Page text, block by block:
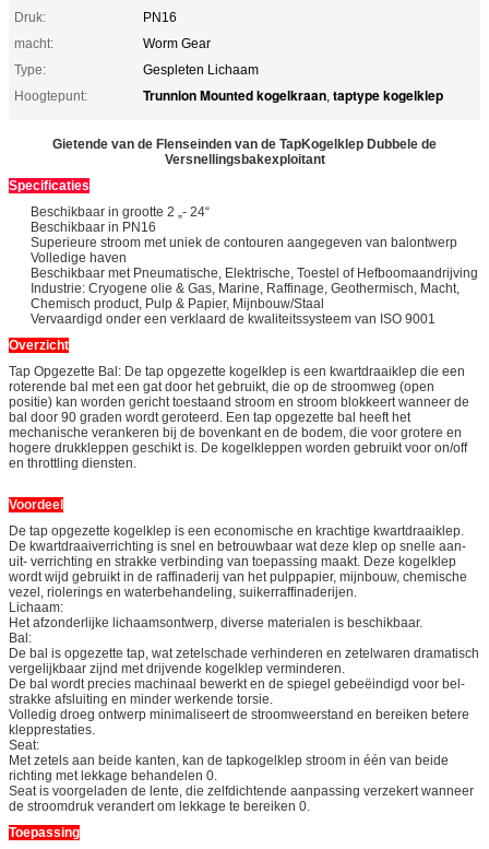
Druk:
PN16
macht:
Worm Gear
Type:
Gespleten Lichaam
Hoogtepunt:
Trunnion Mounted kogelkraan, taptype kogelklep
Gietende van de Flenseinden van de TapKogelklep Dubbele de
Versnellingsbakexploitant
Specificaties
Beschikbaar in grootte 2 „- 24“
Beschikbaar in PN16
Superieure stroom met uniek de contouren aangegeven van balontwerp
Volledige haven
Beschikbaar met Pneumatische, Elektrische, Toestel of Hefboomaandrijving
Industrie: Cryogene olie & Gas, Marine, Raffinage, Geothermisch, Macht,
Chemisch product, Pulp & Papier, Mijnbouw/Staal
Vervaardigd onder een verklaard de kwaliteitssysteem van ISO 9001
Overzicht
Tap Opgezette Bal: De tap opgezette kogelklep is een kwartdraaiklep die een
roterende bal met een gat door het gebruikt, die op de stroomweg (open
positie) kan worden gericht toestaand stroom en stroom blokkeert wanneer de
bal door 90 graden wordt geroteerd. Een tap opgezette bal heeft het
mechanische verankeren bij de bovenkant en de bodem, die voor grotere en
hogere drukkleppen geschikt is. De kogelkleppen worden gebruikt voor on/off
en throttling diensten.
Voordeel
De tap opgezette kogelklep is een economische en krachtige kwartdraaiklep.
De kwartdraaiverrichting is snel en betrouwbaar wat deze klep op snelle aan-
uit- verrichting en strakke verbinding van toepassing maakt. Deze kogelklep
wordt wijd gebruikt in de raffinaderij van het pulppapier, mijnbouw, chemische
vezel, riolerings en waterbehandeling, suikerraffinaderijen.
Lichaam:
Het afzonderlijke lichaamsontwerp, diverse materialen is beschikbaar.
Bal:
De bal is opgezette tap, wat zetelschade verhinderen en zetelwaren dramatisch
vergelijkbaar zijnd met drijvende kogelklep verminderen.
De bal wordt precies machinaal bewerkt en de spiegel gebeëindigd voor bel-
strakke afsluiting en minder werkende torsie.
Volledig droeg ontwerp minimaliseert de stroomweerstand en bereiken betere
klepprestaties.
Seat:
Met zetels aan beide kanten, kan de tapkogelklep stroom in één van beide
richting met lekkage behandelen 0.
Seat is voorgeladen de lente, die zelfdichtende aanpassing verzekert wanneer
de stroomdruk verandert om lekkage te bereiken 0.
Toepassing